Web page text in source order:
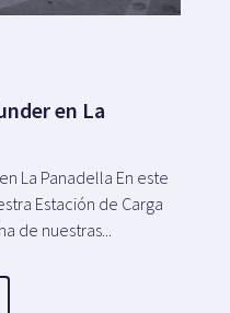
en La
La Panadella En este
Estación de Carga
de nuestras...